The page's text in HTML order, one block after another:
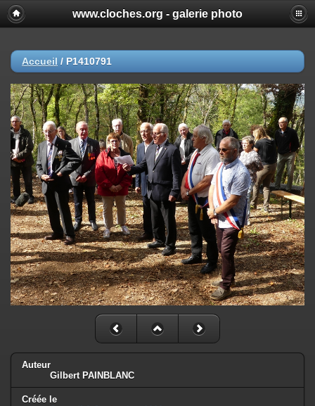
www.cloches.org - galerie photo
Accueil / P1410791
Auteur
Gilbert PAINBLANC
Créée le